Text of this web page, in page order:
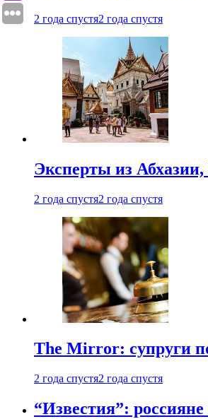
2 года спустя2 года спустя
Эксперты из
2 года спустя2 года спустя
The Mirror: супруги
2 года спустя2 года спустя
“Известия”: